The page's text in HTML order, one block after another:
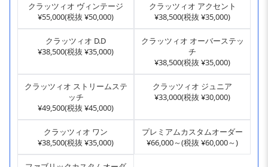
クラッツィオ ヴィンテージ
¥55,000(税抜 ¥50,000)
クラッツィオ アクセント
¥38,500(税抜 ¥35,000)
クラッツィオ D.D
¥38,500(税抜 ¥35,000)
クラッツィオ オーバーステッ
チ
¥38,500(税抜 ¥35,000)
クラッツィオ ストリームステ
ッチ
¥49,500(税抜 ¥45,000)
クラッツィオ ジュニア
¥33,000(税抜 ¥30,000)
クラッツィオ ワン
¥38,500(税抜 ¥35,000)
プレミアムカスタムオーダー
¥66,000～(税抜 ¥60,000～)